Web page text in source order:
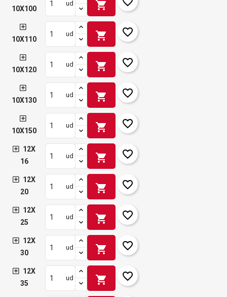
10X100
ud shopping_cart
10X110
ud shopping_cart favorite_border
10X120
ud shopping_cart favorite_border
10X130
ud shopping_cart favorite_border
10X150
ud shopping_cart favorite_border
12X
16
ud shopping_cart favorite_border
12X
20
ud shopping_cart favorite_border
12X
25
ud shopping_cart favorite_border
12X
30
ud shopping_cart favorite_border
12X
35
ud shopping_cart favorite_border